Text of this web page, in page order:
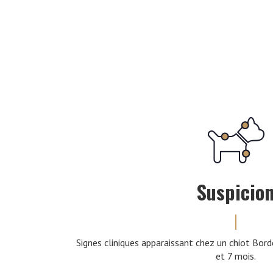
Suspicion
Signes cliniques apparaissant chez un chiot
et 7 mois.